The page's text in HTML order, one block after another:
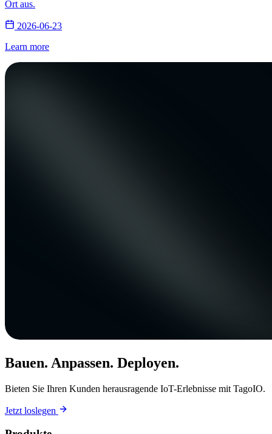
Ort aus.
2026-06-23
Learn more
Bauen. Anpassen. Deployen.
Bieten Sie Ihren Kunden herausragende IoT-Erlebnisse mit TagoIO.
Jetzt loslegen